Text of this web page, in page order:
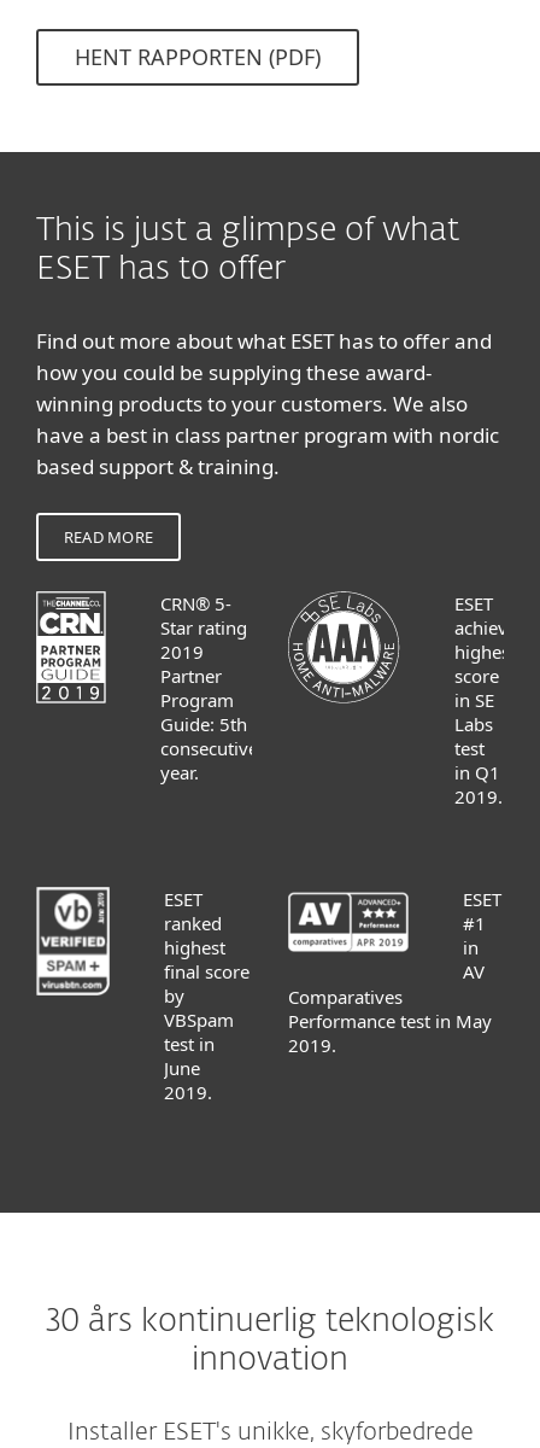
HENT RAPPORTEN (PDF)
This is just a glimpse of what
ESET has to offer
Find out more about what ESET has to offer and
how you could be supplying these award-
winning products to your customers. We also
have a best in class partner program with nordic
based support & training.
READ MORE
CRN® 5-
Star rating
2019
Partner
Program
Guide: 5th
consecutive
year.
ESET
achieves
highest
score
in SE
Labs
test
in Q1
2019.
ESET
ranked
highest
final score
by
VBSpam
test in
June
2019.
ESET
#1
in
AV
Comparatives
Performance test in May
2019.
30 års kontinuerlig teknologisk
innovation
Installer ESET's unikke, skyforbedrede